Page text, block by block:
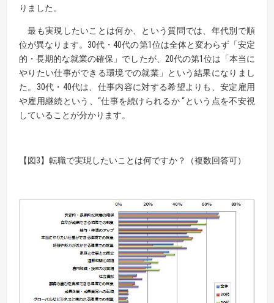
りました。
最も実現したいことは何か、という質問では、年代別で順
位が異なります。30代・40代の第1位は全体と変わらず「安定
的・長期的な就業の確保」でしたが、20代の第1位は「本当に
やりたい仕事ができる環境での就業」という結果になりまし
た。30代・40代は、仕事内容に対する希望よりも、安定雇用
や雇用継続という、“仕事を続けられるか “という点を不安視
していることが分かります。
【図3】転職で実現したいことは何ですか？（複数回答可）